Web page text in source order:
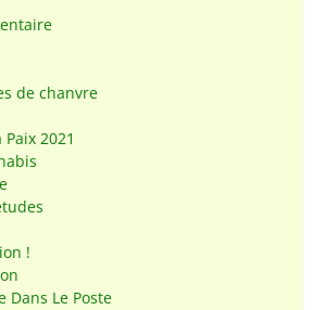
de chanvre
2021
!
Dans Le Poste